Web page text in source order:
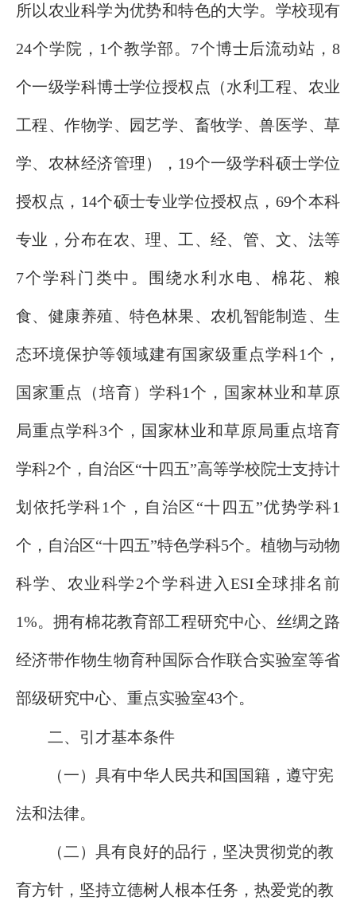
所以农业科学为优势和特色的大学。学校现有
24个学院，1个教学部。7个博士后流动站，8
个一级学科博士学位授权点（水利工程、农业
工程、作物学、园艺学、畜牧学、兽医学、草
学、农林经济管理），19个一级学科硕士学位
授权点，14个硕士专业学位授权点，69个本科
专业，分布在农、理、工、经、管、文、法等
7个学科门类中。围绕水利水电、棉花、粮
食、健康养殖、特色林果、农机智能制造、生
态环境保护等领域建有国家级重点学科1个，
国家重点（培育）学科1个，国家林业和草原
局重点学科3个，国家林业和草原局重点培育
学科2个，自治区“十四五”高等学校院士支持计
划依托学科1个，自治区“十四五”优势学科1
个，自治区“十四五”特色学科5个。植物与动物
科学、农业科学2个学科进入ESI全球排名前
1%。拥有棉花教育部工程研究中心、丝绸之路
经济带作物生物育种国际合作联合实验室等省
部级研究中心、重点实验室43个。
二、引才基本条件
（一）具有中华人民共和国国籍，遵守宪
法和法律。
（二）具有良好的品行，坚决贯彻党的教
育方针，坚持立德树人根本任务，热爱党的教